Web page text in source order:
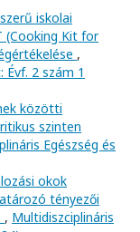
iskolai
(Cooking Kit for
,
Évf. 2 szám 1
közötti
szinten
Egészség és
okok
tényezői
, Multidiszciplináris